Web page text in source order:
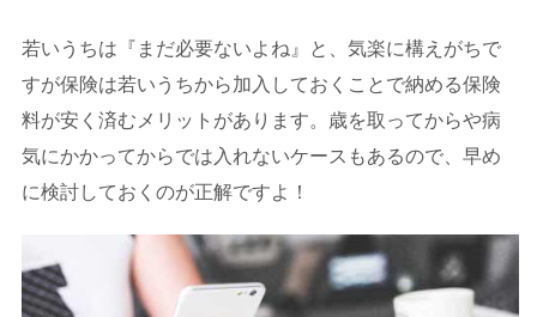
若いうちは『まだ必要ないよね』と、気楽に構えがちで
すが保険は若いうちから加入しておくことで納める保険
料が安く済むメリットがあります。歳を取ってからや病
気にかかってからでは入れないケースもあるので、早め
に検討しておくのが正解ですよ！